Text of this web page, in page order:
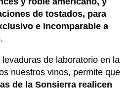
de tostados, para
e incomparable a
.
de laboratorio en la
nuestros vinos, permite que
de la Sonsierra realicen